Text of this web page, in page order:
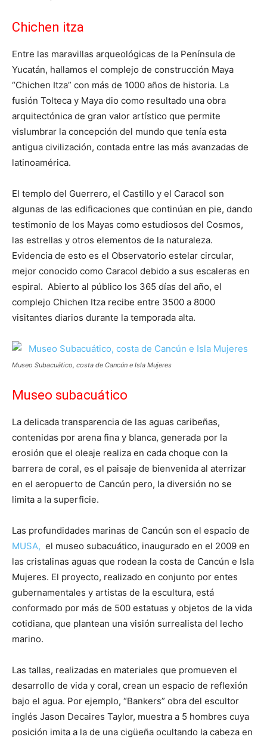
Chichen itza
Entre las maravillas arqueológicas de la Península de
Yucatán, hallamos el complejo de construcción Maya
“Chichen Itza” con más de 1000 años de historia. La
fusión Tolteca y Maya dio como resultado una obra
arquitectónica de gran valor artístico que permite
vislumbrar la concepción del mundo que tenía esta
antigua civilización, contada entre las más avanzadas de
latinoamérica.
El templo del Guerrero, el Castillo y el Caracol son
algunas de las edificaciones que continúan en pie, dando
testimonio de los Mayas como estudiosos del Cosmos,
las estrellas y otros elementos de la naturaleza.
Evidencia de esto es el Observatorio estelar circular,
mejor conocido como Caracol debido a sus escaleras en
espiral. Abierto al público los 365 días del año, el
complejo Chichen Itza recibe entre 3500 a 8000
visitantes diarios durante la temporada alta.
Museo Subacuático, costa de Cancún e Isla Mujeres
Museo subacuático
La delicada transparencia de las aguas caribeñas,
contenidas por arena fina y blanca, generada por la
erosión que el oleaje realiza en cada choque con la
barrera de coral, es el paisaje de bienvenida al aterrizar
en el aeropuerto de Cancún pero, la diversión no se
limita a la superficie.
Las profundidades marinas de Cancún son el espacio de
MUSA, el museo subacuático, inaugurado en el 2009 en
las cristalinas aguas que rodean la costa de Cancún e Isla
Mujeres. El proyecto, realizado en conjunto por entes
gubernamentales y artistas de la escultura, está
conformado por más de 500 estatuas y objetos de la vida
cotidiana, que plantean una visión surrealista del lecho
marino.
Las tallas, realizadas en materiales que promueven el
desarrollo de vida y coral, crean un espacio de reflexión
bajo el agua. Por ejemplo, “Bankers” obra del escultor
inglés Jason Decaires Taylor, muestra a 5 hombres cuya
posición imita a la de una cigüeña ocultando la cabeza en